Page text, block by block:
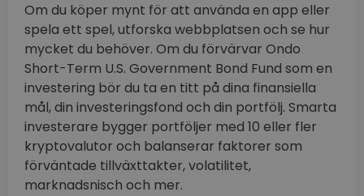
Om du köper mynt för att använda en app eller
spela ett spel, utforska webbplatsen och se hur
mycket du behöver. Om du förvärvar Ondo
Short-Term U.S. Government Bond Fund som en
investering bör du ta en titt på dina finansiella
mål, din investeringsfond och din portfölj. Smarta
investerare bygger portföljer med 10 eller fler
kryptovalutor och balanserar faktorer som
förväntade tillväxttakter, volatilitet,
marknadsnisch och mer.